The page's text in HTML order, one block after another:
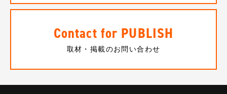
Contact for PUBLISH
取材・掲載のお問い合わせ